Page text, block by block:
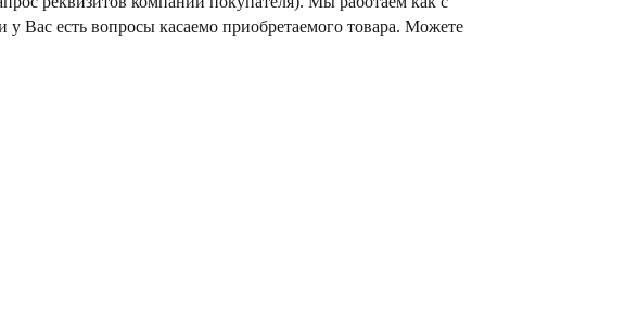
Вас есть вопросы касаемо приобретаемого товара. Можете